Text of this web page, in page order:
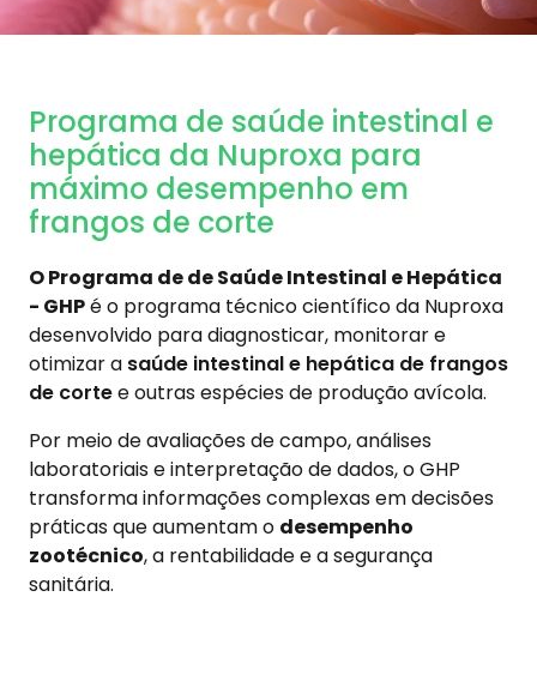
Programa de saúde intestinal e
hepática da Nuproxa para
máximo desempenho em
frangos de corte
O Programa de de Saúde Intestinal e Hepática
- GHPé o programa técnico científico da Nuproxa
desenvolvido para diagnosticar, monitorar e
otimizar a saúde intestinal e hepática de frangos
de cortee outras espécies de produção avícola.
Por meio de avaliações de campo, análises
laboratoriais e interpretação de dados, o GHP
transforma informações complexas em decisões
práticas que aumentam o desempenho
zootécnico, a rentabilidade e a segurança
sanitária.